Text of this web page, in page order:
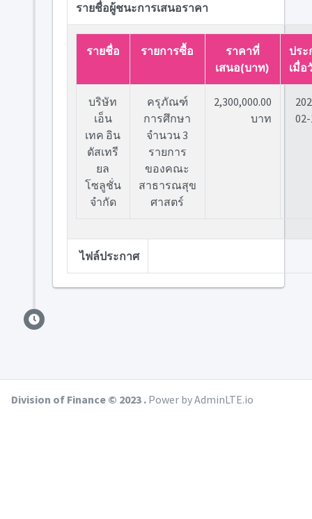
รายชื่อผู้ชนะการเสนอราคา
รายชื่อ รายการซื้อ
ราคาที่
เสนอ(บาท)
ประ
เมื่อ
บริษัท
เอ็น
เทค อิน
ดัสเทรี
ยล
โซลูชั่น
จำกัด
ครุภัณฑ์
การศึกษา
จำนวน 3
รายการ
ของคณะ
สาธารณสุข
ศาสตร์
2,300,000.00
บาท
ไฟล์ประกาศ
Division of Finance © 2023 . Power by AdminLTE.io